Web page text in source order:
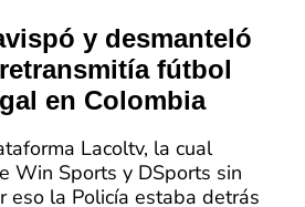
y desmanteló
fútbol
en Colombia
Lacoltv, la cual
Win Sports y DSports sin
eso la Policía estaba detrás